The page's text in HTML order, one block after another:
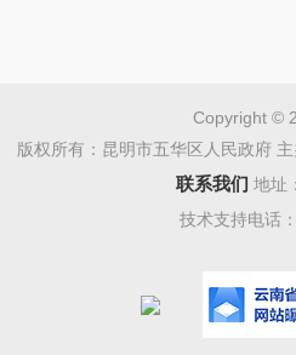
党支
事长工
副总
经济等
Copyright ©
版权所有：昆明市五华区人民政府
联系我们 地址
技术支持电话